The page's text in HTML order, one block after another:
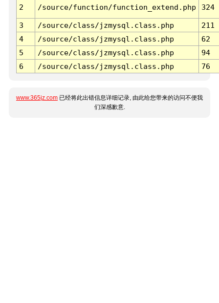
2 /source/function/function_extend.php 324
3 /source/class/jzmysql.class.php
211
4
/source/class/jzmysql.class.php
62
5
/source/class/jzmysql.class.php
94
6
/source/class/jzmysql.class.php 76
www.365jz.com 已经将此出错信息详细记录, 由此给您带来的访问不便我
们深感歉意.